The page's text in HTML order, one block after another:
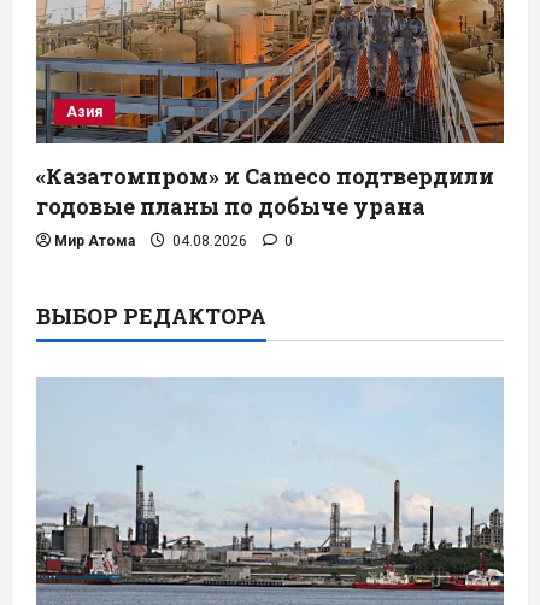
Азия
«Казатомпром» и Cameco подтвердили
годовые планы по добыче урана
Мир Атома 04.08.2026 0
ВЫБОР РЕДАКТОРА